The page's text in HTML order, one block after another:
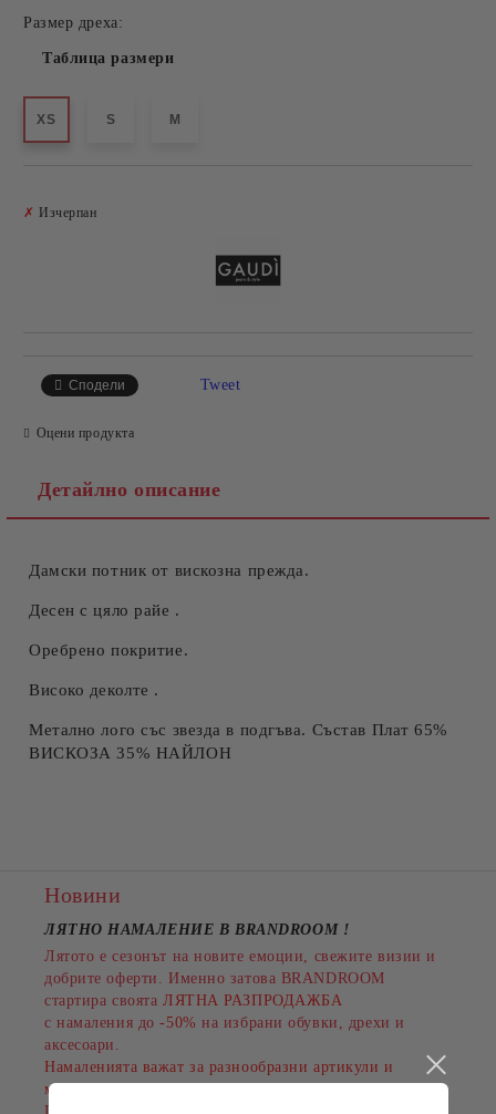
Размер дреха:
Таблица размери
XS S M
✗ Изчерпан
Сподели Tweet
Оцени продукта
Детайлно описание
Дамски потник от вискозна прежда.
Десен с цяло райе .
Оребрено покритие.
Високо деколте .
Метално лого със звезда в подгъва. Състав Плат 65%
ВИСКОЗА 35% НАЙЛОН
Новини
ЛЯТНО НАМАЛЕНИЕ В BRANDROOM !
Лятото е сезонът на новите емоции, свежите визии и
добрите оферти. Именно затова BRANDROOM
стартира своята ЛЯТНА РАЗПРОДАЖБА
с намаления до -50% на избрани обувки, дрехи и
аксесоари.
Намаленията важат за разнообразни артикули и
марки, а количествата са ограничени.